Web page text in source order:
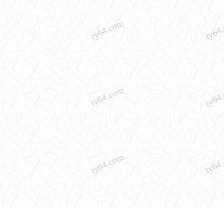
ty64.com
ty64.com
ty64.com